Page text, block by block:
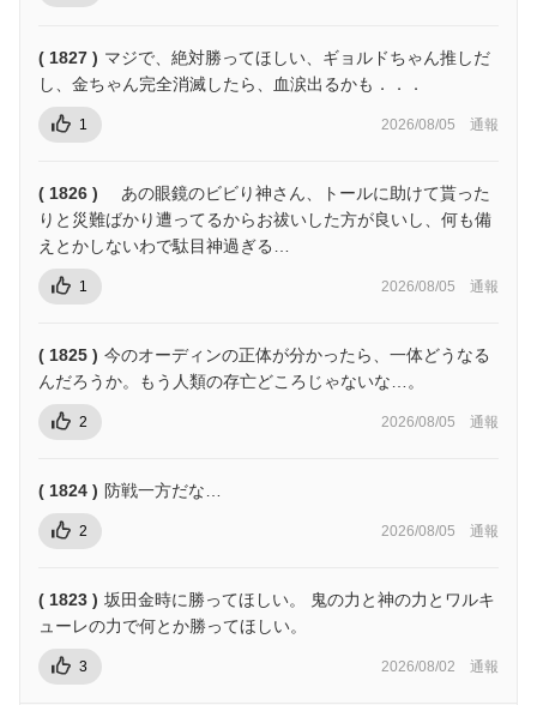
( 1827 ) マジで、絶対勝ってほしい、ギョルドちゃん推しだ
し、金ちゃん完全消滅したら、血涙出るかも．．．
1 2026/08/05 通報
( 1826 )
あの眼鏡のビビり神さん、トールに助けて貰った
りと災難ばかり遭ってるからお祓いした方が良いし、何も備
えとかしないわで駄目神過ぎる…
1 2026/08/05 通報
( 1825 ) 今のオーディンの正体が分かったら、一体どうなる
んだろうか。もう人類の存亡どころじゃないな…。
2 2026/08/05 通報
( 1824 ) 防戦一方だな…
2 2026/08/05 通報
( 1823 ) 坂田金時に勝ってほしい。 鬼の力と神の力とワルキ
ューレの力で何とか勝ってほしい。
3 2026/08/02 通報